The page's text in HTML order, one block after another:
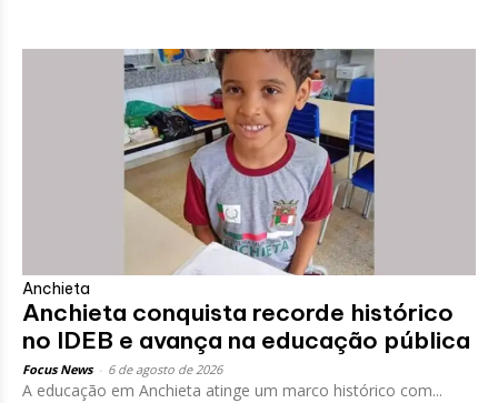
Anchieta
Anchieta conquista recorde histórico
no IDEB e avança na educação pública
Focus News 6 de agosto de 2026
A educação em Anchieta atinge um marco histórico com...